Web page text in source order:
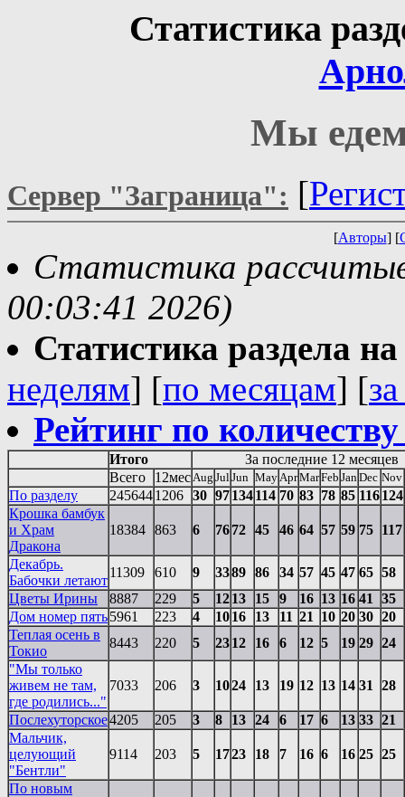
Статистика
Мы
Сервер "Заграница": [
[Авторы] [
Статистика
00:03:41 2026)
Статистика раздела
неделям] [по месяцам] [
Рейтинг по
Итого
За последние 12 месяцев
Всего
12мес Aug Jul Jun May AprMarFeb Jan Dec Nov
По разделу 2456441206 30 97134114 70 83 78 85 116124
Крошка бамбук
и Храм
Дракона
18384 863 6 7672 45 46 64 57 59 75 117
Декабрь.
Бабочки летают
11309 610 9 3389 86 34 57 45 47 65 58
Цветы Ирины
8887 229 5 1213 15 9 16 13 16 41
35
Дом номер пять5961 223 4 1016 13 11 21 10 20 30 20
Теплая осень в
Токио
8443 220 5 2312 16 6 12 5 19 29 24
"Мы только
живем не там,
где родились..."
7033 206 3 1024 13 19 12 13 14 31 28
Послехуторское4205 205 3 8 13 24 6 17 6 13 33 21
Мальчик,
целующий
"Бентли"
9114 203 5 1723 18 7 16 6 16 25 25
По новым